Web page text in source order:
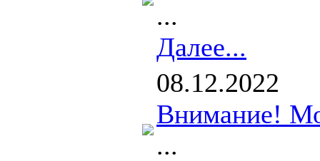
...
Далее...
08.12.2022
Внимание!
...